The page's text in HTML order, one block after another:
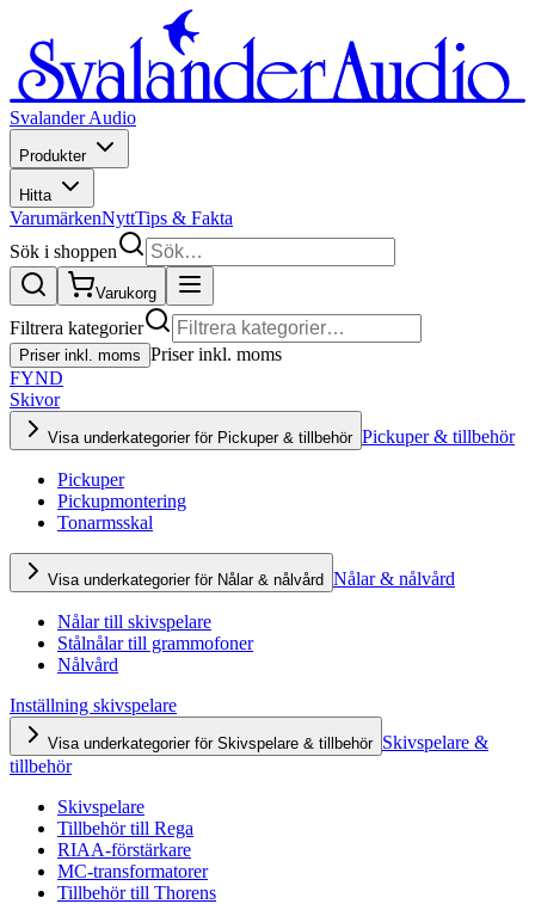
Svalander Audio
Produkter
Hitta
VarumärkenNyttTips & Fakta
Sök i shoppen
Varukorg
Filtrera kategorier
Priser inkl. moms Priser inkl. moms
FYND
Skivor
Visa underkategorier för Pickuper & tillbehör Pickuper & tillbehör
Pickuper
Pickupmontering
Tonarmsskal
Visa underkategorier för Nålar & nålvård Nålar & nålvård
Nålar till skivspelare
Stålnålar till grammofoner
Nålvård
Inställning skivspelare
Visa underkategorier för Skivspelare & tillbehör Skivspelare &
tillbehör
Skivspelare
Tillbehör till Rega
RIAA-förstärkare
MC-transformatorer
Tillbehör till Thorens